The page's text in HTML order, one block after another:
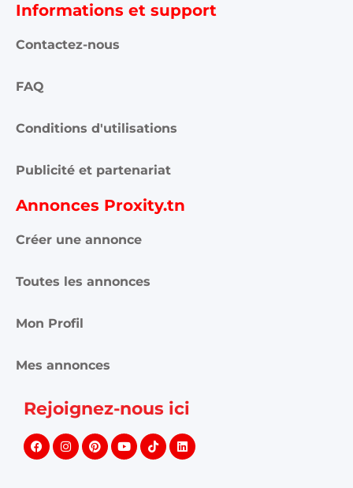
Informations et support
Contactez-nous
FAQ
Conditions d'utilisations
Publicité et partenariat
Annonces Proxity.tn
Créer une annonce
Toutes les annonces
Mon Profil
Mes annonces
Rejoignez-nous ici